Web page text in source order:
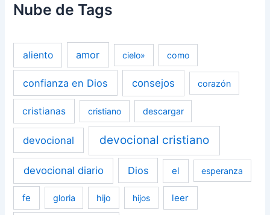
Nube de Tags
aliento amor cielo» como
confianza en Dios consejos corazón
cristianas cristiano descargar
devocional devocional cristiano
devocional diario Dios el esperanza
fe gloria hijo hijos leer